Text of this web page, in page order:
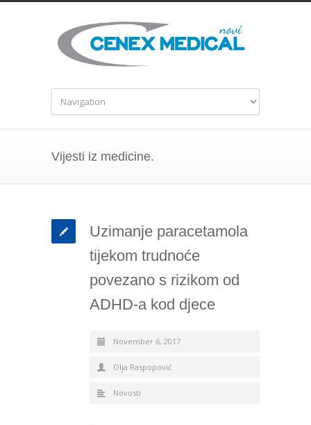
Vijesti iz medicine.
Uzimanje paracetamola
tijekom trudnoće
povezano s rizikom od
ADHD-a kod djece
November 6, 2017
Olja Raspopović
Novosti